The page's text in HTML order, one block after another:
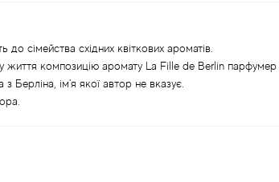
сімейства східних квіткових ароматів.
життя композицію аромату La Fille de Berlin парфумер
Берліна, ім'я якої автор не вказує.